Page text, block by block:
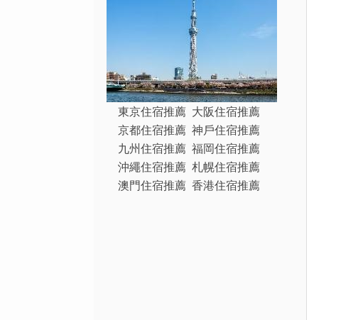
東京住宿推薦 大阪住宿推薦
京都住宿推薦 神戶住宿推薦
九州住宿推薦 福岡住宿推薦
沖繩住宿推薦 札幌住宿推薦
澳門住宿推薦 香港住宿推薦